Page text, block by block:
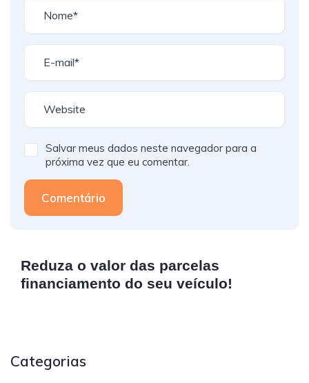
Salvar meus dados neste navegador para a
próxima vez que eu comentar.
Comentário
Reduza o valor das parcelas
financiamento do seu veículo!
Categorias